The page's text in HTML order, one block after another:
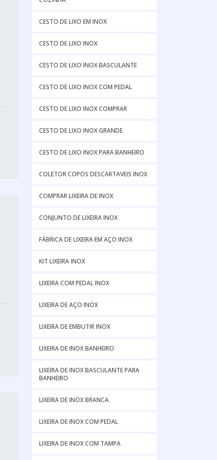
CESTO DE LIXO EM INOX
CESTO DE LIXO INOX
CESTO DE LIXO INOX BASCULANTE
CESTO DE LIXO INOX COM PEDAL
CESTO DE LIXO INOX COMPRAR
CESTO DE LIXO INOX GRANDE
CESTO DE LIXO INOX PARA BANHEIRO
COLETOR COPOS DESCARTAVEIS INOX
COMPRAR LIXEIRA DE INOX
CONJUNTO DE LIXEIRA INOX
FÁBRICA DE LIXEIRA EM AÇO INOX
KIT LIXEIRA INOX
LIXEIRA COM PEDAL INOX
LIXEIRA DE AÇO INOX
LIXEIRA DE EMBUTIR INOX
LIXEIRA DE INOX BANHEIRO
LIXEIRA DE INOX BASCULANTE PARA
BANHEIRO
LIXEIRA DE INOX BRANCA
LIXEIRA DE INOX COM PEDAL
LIXEIRA DE INOX COM TAMPA